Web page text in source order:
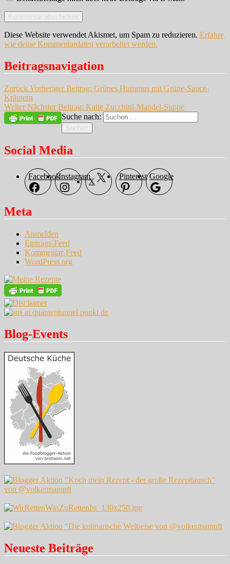
Diese Website verwendet Akismet, um Spam zu reduzieren. Erfahre,
wie deine Kommentardaten verarbeitet werden.
Beitragsnavigation
Zurück Vorheriger Beitrag: Grünes Hummus mit Grüne-Sauce-
Kräutern
Weiter Nächster Beitrag: Kalte Zucchini-Mandel-Suppe
Suche nach:
Suchen
Social Media
FacebookInstagram
X
Pinterest Google
Meta
Anmelden
Eintrags-Feed
Kommentar-Feed
WordPress.org
Blog-Events
Neueste Beiträge